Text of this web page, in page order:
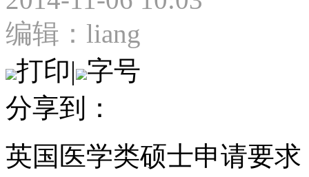
编辑：liang
打印| 字号
分享到：
英国医学类硕士申请要求